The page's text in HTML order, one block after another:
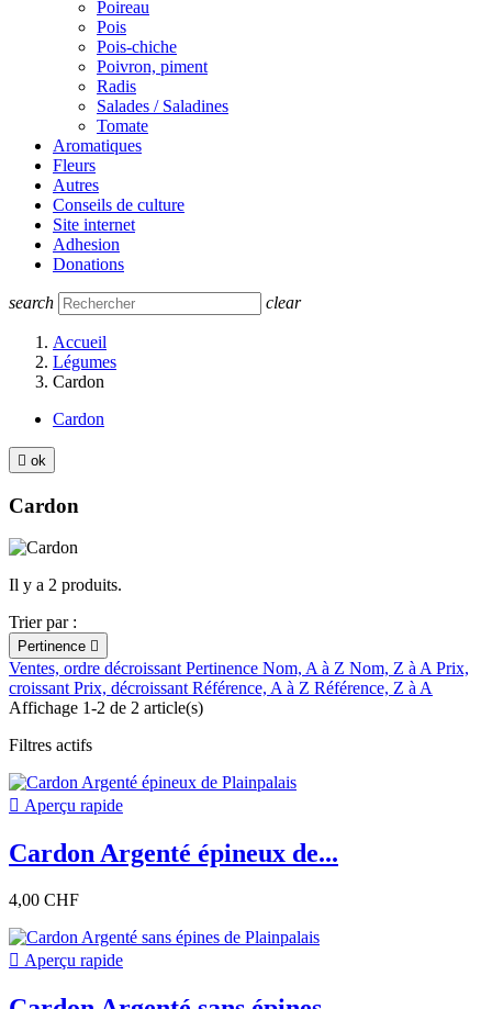
Poireau
Pois
Pois-chiche
Poivron, piment
Radis
Salades / Saladines
Tomate
Aromatiques
Fleurs
Autres
Conseils de culture
Site internet
Adhesion
Donations
search clear
Accueil
Légumes
Cardon
Cardon
 ok
Cardon
Il y a 2 produits.
Trier par :
Pertinence 
Ventes, ordre décroissantPertinence Nom, A à Z Nom, Z à APrix,
croissantPrix, décroissantRéférence, A à Z Référence, Z à A
Affichage 1-2 de 2 article(s)
Filtres actifs
 Aperçu rapide
Cardon Argenté épineux de...
4,00 CHF
 Aperçu rapide